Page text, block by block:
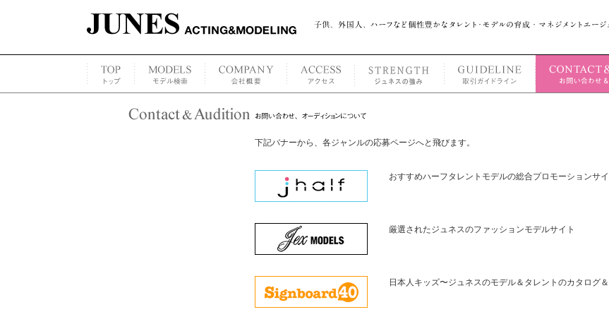
下記バナーから、各ジャンルの応募ページへと飛びます。
おすすめハーフタレントモデルの総合プロモーションサイ
厳選されたジュネスのファッションモデルサイト
日本人キッズ〜ジュネスのモデル＆タレントのカタログ